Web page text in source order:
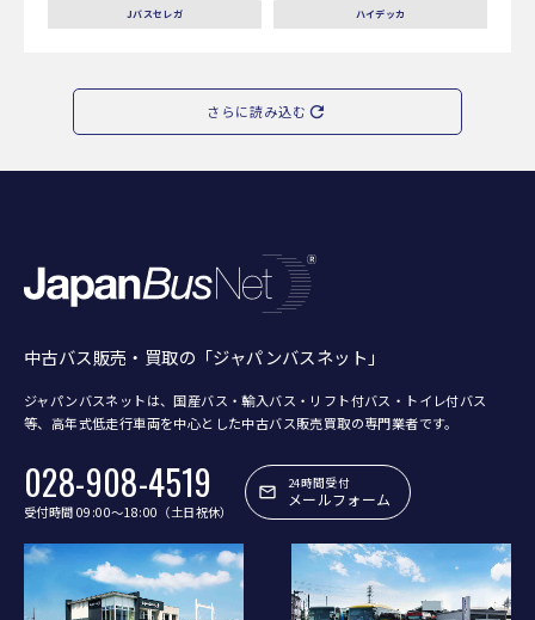
Jバスセレガ ハイデッカ
さらに読み込む
中古バス販売・買取の「ジャパンバスネット」
ジャパンバスネットは、国産バス・輸入バス・リフト付バス・トイレ付バス
等、 高年式低走行車両を中心とした中古バス販売買取の専門業者です。
028-908-4519
受付時間 09:00〜18:00（土日祝休）
24時間受付
メールフォーム